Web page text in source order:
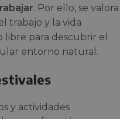
. Por ello, se valora
trabajo y la vida
para descubrir el
entorno natural.
y actividades